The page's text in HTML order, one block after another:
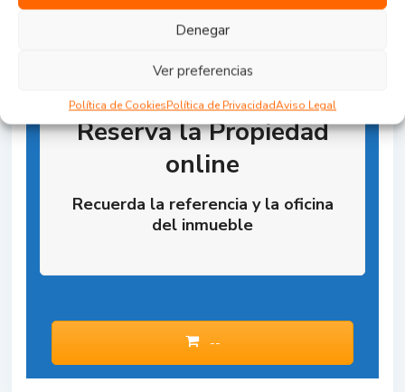
Denegar
Ver preferencias
Política de CookiesPolítica de PrivacidadAviso Legal
Reserva la Propiedad
online
Recuerda la referencia y la oficina
del inmueble
--